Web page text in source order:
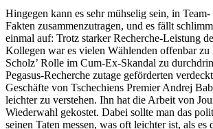
Hingegen kann es sehr mühselig sein, in
Fakten zusammenzutragen, und es fällt
einmal auf: Trotz starker Recherche-Leistung
Kollegen war es vielen Wählenden offenbar
Scholz’ Rolle im Cum-Ex-Skandal zu
Pegasus-Recherche zutage geförderten
Geschäfte von Tschechiens Premier Andrej
leichter zu verstehen. Ihn hat die Arbeit von
Wiederwahl gekostet. Dabei sollte man das
seinen Taten messen, was oft leichter ist, als es